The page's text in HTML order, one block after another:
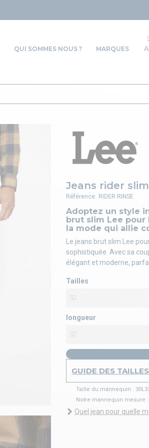
QUI SOMMES NOUS ? MARQUES
Jeans rider
Adoptez un style
brut slim Lee
la mode qui allie
Le jeans brut slim Lee
sophistiquée. Avec sa
élégant et moderne,
Tailles
longueur
GUIDE DES TAILLES
Taille du mannequin :
Notre mannequin mesure
Quel jean pour quelle
Référence: RIDER RINSE